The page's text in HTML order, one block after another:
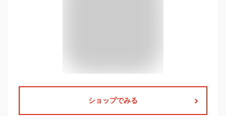
ショップでみる